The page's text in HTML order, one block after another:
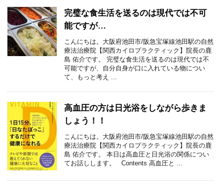
完璧な食生活を送るのは現代では不可
能ですが…
こんにちは。大阪府池田市/阪急宝塚線池田駅の自然
療法治療院【関西カイロプラクティック】院長の鹿
島 佑介です。 完璧な食生活を送るのは現代では不
可能ですが、自分自身が口に入れている物につい
て、もっと考え ...
高血圧の方は日光浴をしながら歩きま
しょう！！
こんにちは。大阪府池田市/阪急宝塚線池田駅の自然
療法治療院【関西カイロプラクティック】院長の鹿
島 佑介です。 本日は高血圧と日光浴の関係につい
てお話しします。 Contents 高血圧と ...